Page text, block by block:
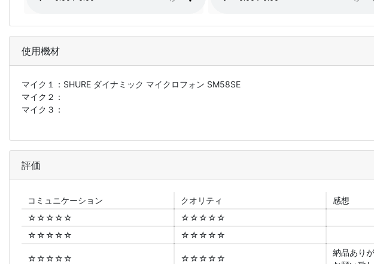
使用機材
マイク１： SHURE ダイナミック マイクロフォン SM58SE
マイク２：
マイク３：
評価
コミュニケーション クオリティ
感想
☆☆☆☆☆
☆☆☆☆☆
☆☆☆☆☆
☆☆☆☆☆
☆☆☆☆☆ ☆☆☆☆☆
納品あり